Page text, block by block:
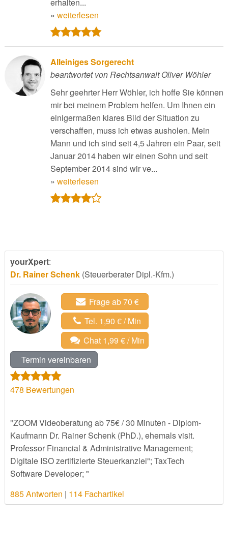
yourXpert:
Dr. Rainer Schenk(Steuerberater Dipl.-Kfm.)
Frage ab 70 €
Tel. 1,90 € / Min
Chat 1,99 € / Min
Termin vereinbaren
478 Bewertungen
"ZOOM Videoberatung ab 75€ / 30 Minuten - Diplom-
Kaufmann Dr. Rainer Schenk (PhD.), ehemals visit.
Professor Financial & Administrative Management;
Digitale ISO zertifizierte Steuerkanzlei"; TaxTech
Software Developer; "
885 Antworten | 114 Fachartikel
erhalten...
» weiterlesen
Alleiniges Sorgerecht
beantwortet von Rechtsanwalt Oliver Wöhler
Sehr geehrter Herr Wöhler, ich hoffe Sie können
mir bei meinem Problem helfen. Um Ihnen ein
einigermaßen klares Bild der Situation zu
verschaffen, muss ich etwas ausholen. Mein
Mann und ich sind seit 4,5 Jahren ein Paar, seit
Januar 2014 haben wir einen Sohn und seit
September 2014 sind wir ve...
» weiterlesen